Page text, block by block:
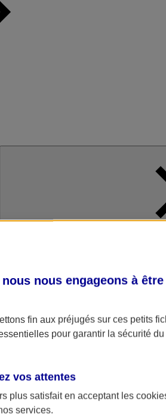
nous nous engageons à
fin aux préjugés sur ces petits
pour garantir la sécurité
vos attentes
plus satisfait en acceptant les
services.